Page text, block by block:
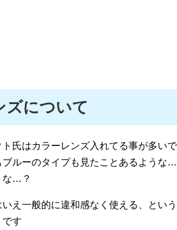
ズについて
ト氏はカラーレンズ入れてる事が多い
ブルーのタイプも見たことあるような
な…？
いえ一般的に違和感なく使える、とい
です